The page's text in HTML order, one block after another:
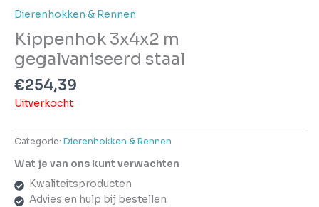
Dierenhokken & Rennen
Kippenhok 3x4x2 m
gegalvaniseerd staal
€254,39
Uitverkocht
Categorie: Dierenhokken & Rennen
Wat je van ons kunt verwachten
Kwaliteitsproducten
Advies en hulp bij bestellen